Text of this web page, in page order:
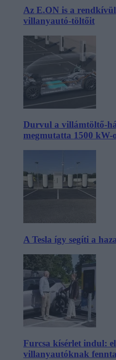
Az E.ON is a
villanyautó-töltőit
Durvul a villámtöltő-
megmutatta 1500 kW-
A Tesla így segíti a
Furcsa kísérlet indul:
villanyautóknak